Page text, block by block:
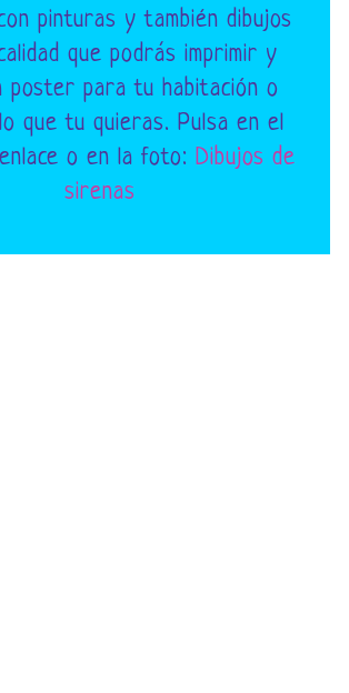
pinturas y también dibujos
que podrás imprimir y
poster para tu habitación o
que tu quieras. Pulsa en el
o en la foto: Dibujos de
sirenas